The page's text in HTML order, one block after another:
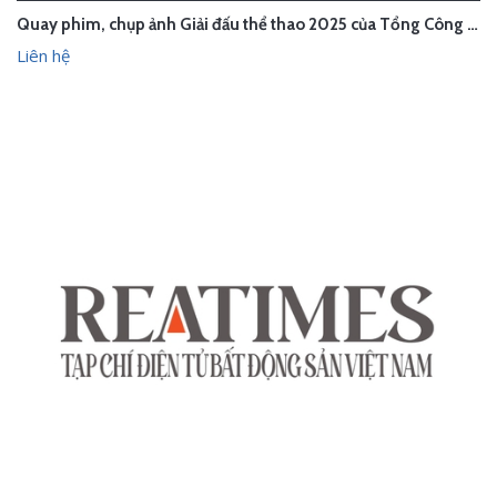
Quay phim, chụp ảnh Giải đấu thể thao 2025 của Tổng Công ty VIDIFI
Liên hệ